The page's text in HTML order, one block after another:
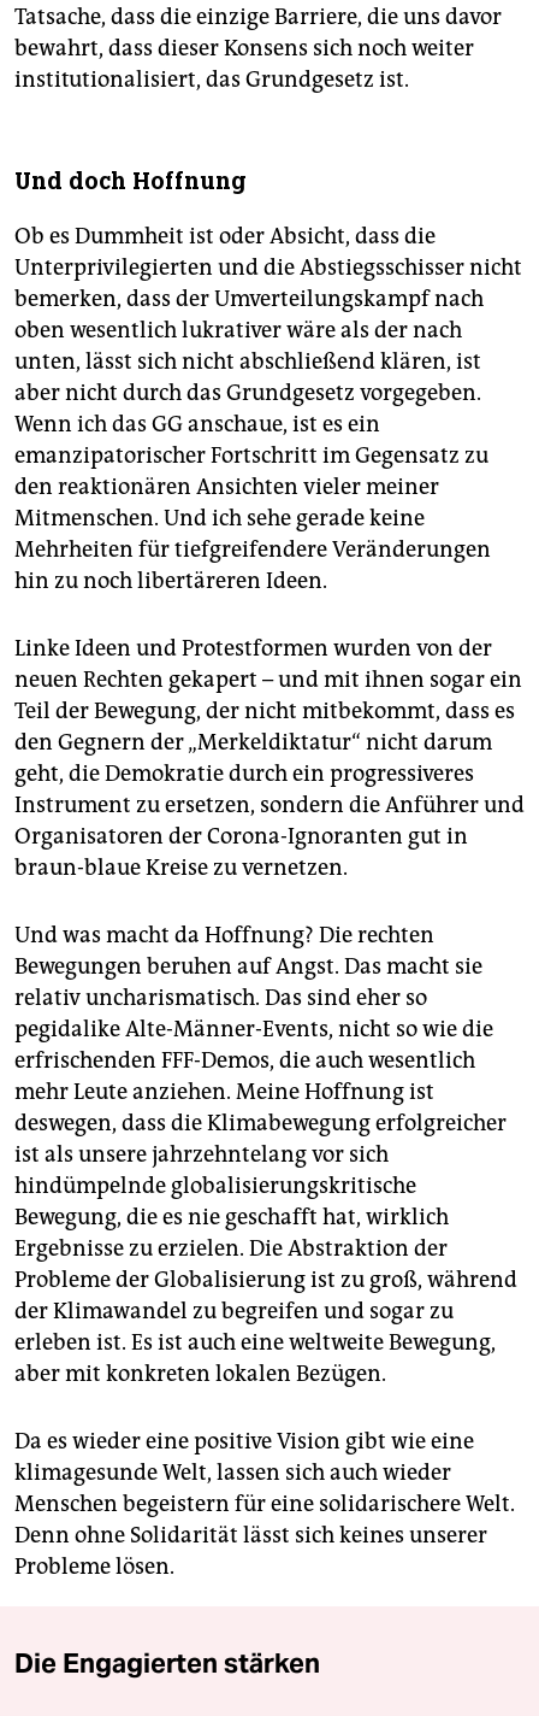
Tatsache, dass die einzige Barriere, die uns davor
bewahrt, dass dieser Konsens sich noch weiter
institutionalisiert, das Grundgesetz ist.
Und doch Hoffnung
Ob es Dummheit ist oder Absicht, dass die
Unterprivilegierten und die Abstiegsschisser nicht
bemerken, dass der Umverteilungskampf nach
oben wesentlich lukrativer wäre als der nach
unten, lässt sich nicht abschließend klären, ist
aber nicht durch das Grundgesetz vorgegeben.
Wenn ich das GG anschaue, ist es ein
emanzipatorischer Fortschritt im Gegensatz zu
den reaktionären Ansichten vieler meiner
Mitmenschen. Und ich sehe gerade keine
Mehrheiten für tiefgreifendere Veränderungen
hin zu noch libertäreren Ideen.
Linke Ideen und Protestformen wurden von der
neuen Rechten gekapert – und mit ihnen sogar ein
Teil der Bewegung, der nicht mitbekommt, dass es
den Gegnern der „Merkeldiktatur“ nicht darum
geht, die Demokratie durch ein progressiveres
Instrument zu ersetzen, sondern die Anführer und
Organisatoren der Corona-Ignoranten gut in
braun-blaue Kreise zu vernetzen.
Und was macht da Hoffnung? Die rechten
Bewegungen beruhen auf Angst. Das macht sie
relativ uncharismatisch. Das sind eher so
pegidalike Alte-­Männer-Events, nicht so wie die
erfrischenden FFF-Demos, die auch wesentlich
mehr Leute anziehen. Meine Hoffnung ist
deswegen, dass die Kli­ma­be­we­gung erfolgreicher
ist als unsere jahrzehntelang vor sich
hindümpelnde globalisierungskritische
Bewegung, die es nie geschafft hat, wirklich
Ergebnisse zu erzielen. Die Abstraktion der
Probleme der Globalisierung ist zu groß, während
der Klimawandel zu begreifen und sogar zu
erleben ist. Es ist auch eine weltweite Bewegung,
aber mit konkreten lokalen Bezügen.
Da es wieder eine positive Vision gibt wie eine
klimagesunde Welt, lassen sich auch wieder
Menschen begeistern für eine solidarischere Welt.
Denn ohne Solidarität lässt sich keines unserer
Pro­bleme ­lösen.
Die Engagierten stärken